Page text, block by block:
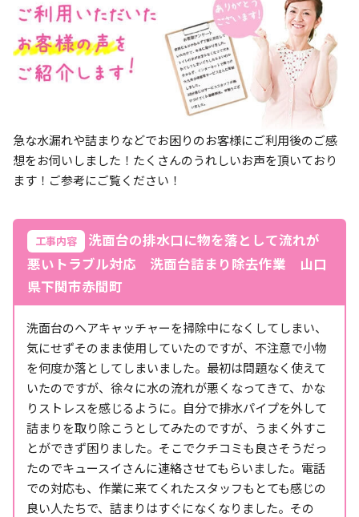
急な水漏れや詰まりなどでお困りのお客様にご利用後のご感
想をお伺いしました！たくさんのうれしいお声を頂いており
ます！ご参考にご覧ください！
工事内容
洗面台の排水口に物を落として流れが
悪いトラブル対応 洗面台詰まり除去作業 山口
県下関市赤間町
洗面台のヘアキャッチャーを掃除中になくしてしまい、
気にせずそのまま使用していたのですが、不注意で小物
を何度か落としてしまいました。最初は問題なく使えて
いたのですが、徐々に水の流れが悪くなってきて、かな
りストレスを感じるように。自分で排水パイプを外して
詰まりを取り除こうとしてみたのですが、うまく外すこ
とができず困りました。そこでクチコミも良さそうだっ
たのでキュースイさんに連絡させてもらいました。電話
での対応も、作業に来てくれたスタッフもとても感じの
良い人たちで、詰まりはすぐになくなりました。その